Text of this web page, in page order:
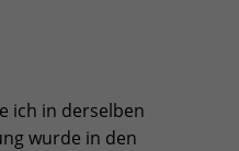
ich in derselben
wurde in den